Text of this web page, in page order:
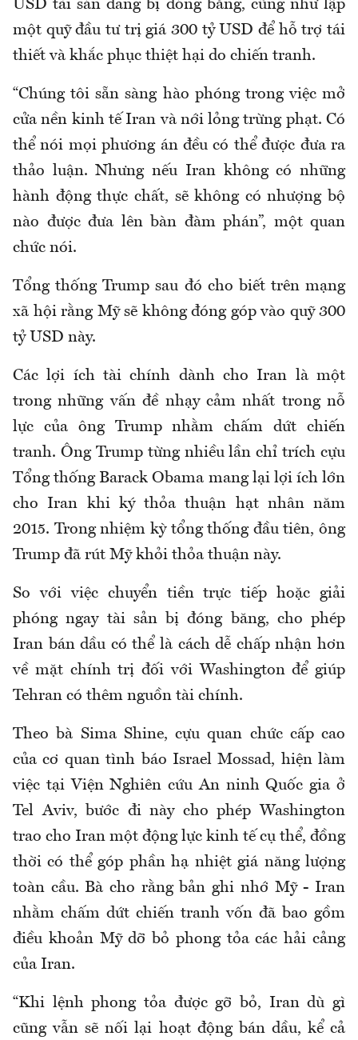
USD tài sản đang bị đóng băng, cũng như lập
một quỹ đầu tư trị giá 300 tỷ USD để hỗ trợ tái
thiết và khắc phục thiệt hại do chiến tranh.
“Chúng tôi sẵn sàng hào phóng trong việc mở
cửa nền kinh tế Iran và nới lỏng trừng phạt. Có
thể nói mọi phương án đều có thể được đưa ra
thảo luận. Nhưng nếu Iran không có những
hành động thực chất, sẽ không có nhượng bộ
nào được đưa lên bàn đàm phán”, một quan
chức nói.
Tổng thống Trump sau đó cho biết trên mạng
xã hội rằng Mỹ sẽ không đóng góp vào quỹ 300
tỷ USD này.
Các lợi ích tài chính dành cho Iran là một
trong những vấn đề nhạy cảm nhất trong nỗ
lực của ông Trump nhằm chấm dứt chiến
tranh. Ông Trump từng nhiều lần chỉ trích cựu
Tổng thống Barack Obama mang lại lợi ích lớn
cho Iran khi ký thỏa thuận hạt nhân năm
2015. Trong nhiệm kỳ tổng thống đầu tiên, ông
Trump đã rút Mỹ khỏi thỏa thuận này.
So với việc chuyển tiền trực tiếp hoặc giải
phóng ngay tài sản bị đóng băng, cho phép
Iran bán dầu có thể là cách dễ chấp nhận hơn
về mặt chính trị đối với Washington để giúp
Tehran có thêm nguồn tài chính.
Theo bà Sima Shine, cựu quan chức cấp cao
của cơ quan tình báo Israel Mossad, hiện làm
việc tại Viện Nghiên cứu An ninh Quốc gia ở
Tel Aviv, bước đi này cho phép Washington
trao cho Iran một động lực kinh tế cụ thể, đồng
thời có thể góp phần hạ nhiệt giá năng lượng
toàn cầu. Bà cho rằng bản ghi nhớ Mỹ - Iran
nhằm chấm dứt chiến tranh vốn đã bao gồm
điều khoản Mỹ dỡ bỏ phong tỏa các hải cảng
của Iran.
“Khi lệnh phong tỏa được gỡ bỏ, Iran dù gì
cũng vẫn sẽ nối lại hoạt động bán dầu, kể cả